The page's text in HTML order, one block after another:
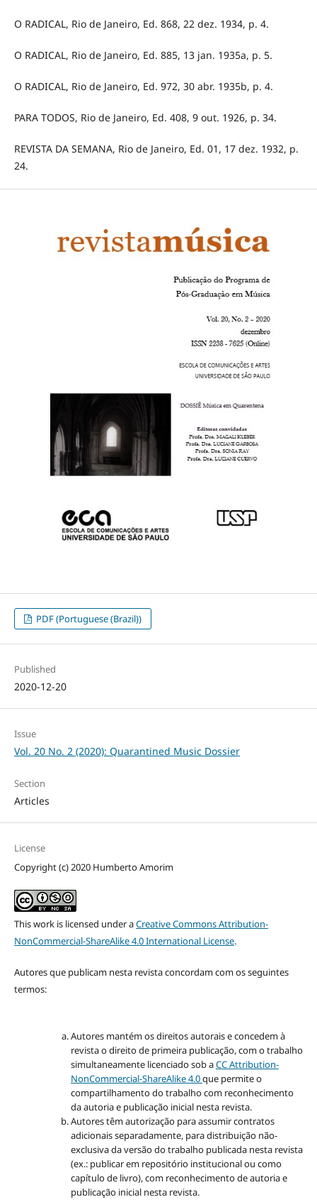
O RADICAL, Rio de Janeiro, Ed. 868, 22 dez. 1934, p. 4.
O RADICAL, Rio de Janeiro, Ed. 885, 13 jan. 1935a, p. 5.
O RADICAL, Rio de Janeiro, Ed. 972, 30 abr. 1935b, p. 4.
PARA TODOS, Rio de Janeiro, Ed. 408, 9 out. 1926, p. 34.
REVISTA DA SEMANA, Rio de Janeiro, Ed. 01, 17 dez. 1932, p.
24.
PDF (Portuguese (Brazil))
Published
2020-12-20
Issue
Vol. 20 No. 2 (2020): Quarantined Music Dossier
Section
Articles
License
Copyright (c) 2020 Humberto Amorim
This work is licensed under aCreative Commons Attribution-
NonCommercial-ShareAlike 4.0 International License.
Autores que publicam nesta revista concordam com os seguintes
termos:
Autores mantém os direitos autorais e concedem à
revista o direito de primeira publicação, com o trabalho
simultaneamente licenciado sob aCC Attribution-
NonCommercial-ShareAlike 4.0que permite o
compartilhamento do trabalho com reconhecimento
da autoria e publicação inicial nesta revista.
Autores têm autorização para assumir contratos
adicionais separadamente, para distribuição não-
exclusiva da versão do trabalho publicada nesta revista
(ex.: publicar em repositório institucional ou como
capítulo de livro), com reconhecimento de autoria e
publicação inicial nesta revista.